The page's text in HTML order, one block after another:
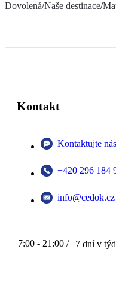
Dovolená/Naše destinace/
Kontakt
Kontaktujte nás
+420 296 184
info@cedok.cz
7:00 - 21:00 / 7 dní v